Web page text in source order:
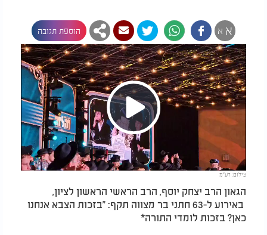
א א הוספת תגובה
Play
Video
צילום: לע"מ
הגאון הרב יצחק יוסף, הרב הראשי הראשון לציון,
באירוע ל-63 חתני בר מצווה תקף: "בזכות הצבא אנחנו
כאן? בזכות לומדי התורה*